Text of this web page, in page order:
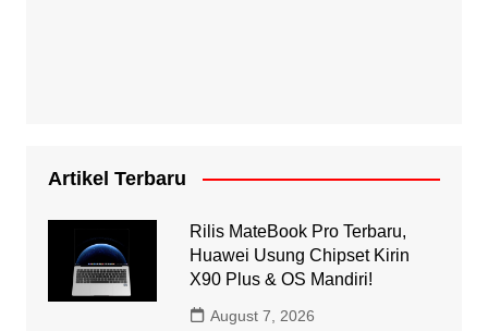
Artikel Terbaru
Rilis MateBook Pro Terbaru,
Huawei Usung Chipset Kirin
X90 Plus & OS Mandiri!
August 7, 2026